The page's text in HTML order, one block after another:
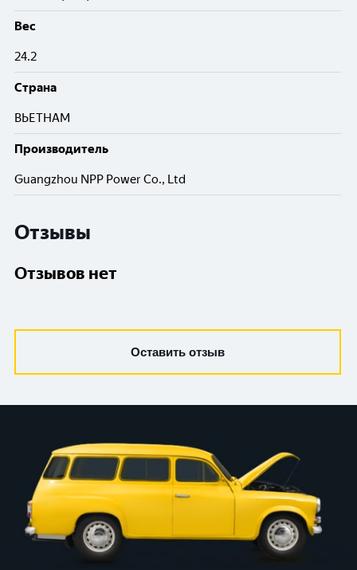
Вес
24.2
Cтрана
ВЬЕТНАМ
Производитель
Guangzhou NPP Power Co., Ltd
Отзывы
Отзывов нет
Оставить отзыв